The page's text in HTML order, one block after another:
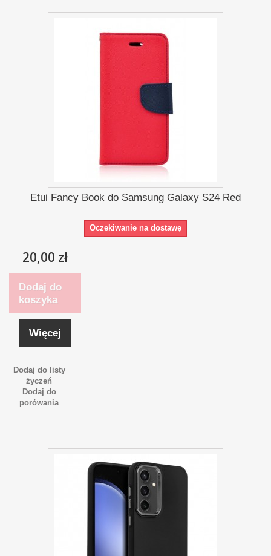
Etui Fancy Book do Samsung Galaxy S24 Red
Oczekiwanie na dostawę
20,00 zł
Dodaj do
koszyka
Więcej
Dodaj do listy
życzeń
Dodaj do
porówania